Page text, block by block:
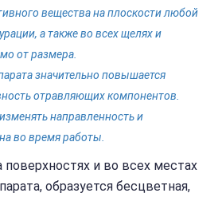
вещества на плоскости любой
а также во всех щелях и
от размера.
значительно повышается
отравляющих компонентов.
направленность и
во время работы.
поверхностях и во всех местах
образуется бесцветная,